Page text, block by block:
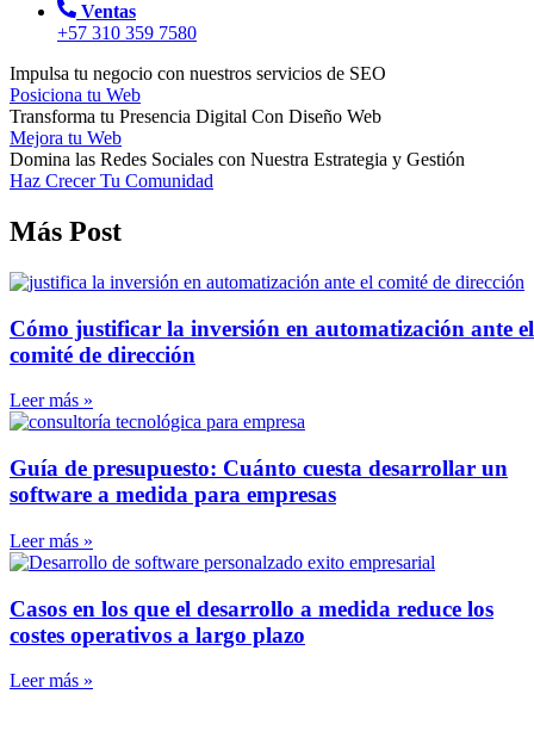
Ventas
+57 310 359 7580
Impulsa tu negocio con nuestros servicios de SEO
Posiciona tu Web
Transforma tu Presencia Digital Con Diseño Web
Mejora tu Web
Domina las Redes Sociales con Nuestra Estrategia y Gestión
Haz Crecer Tu Comunidad
Más Post
Cómo justificar la inversión en automatización ante el
comité de dirección
Leer más »
Guía de presupuesto: Cuánto cuesta desarrollar un
software a medida para empresas
Leer más »
Casos en los que el desarrollo a medida reduce los
costes operativos a largo plazo
Leer más »